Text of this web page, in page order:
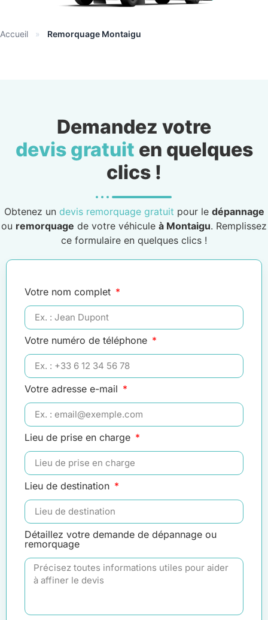
Accueil » Remorquage Montaigu
Demandez votre
devis gratuit en quelques
clics !
Obtenez un devis remorquage gratuit pour le dépannage
ou remorquage de votre véhicule à Montaigu. Remplissez
ce formulaire en quelques clics !
Votre nom complet
Votre numéro de téléphone
Votre adresse e-mail
Lieu de prise en charge
Lieu de destination
Détaillez votre demande de dépannage ou
remorquage